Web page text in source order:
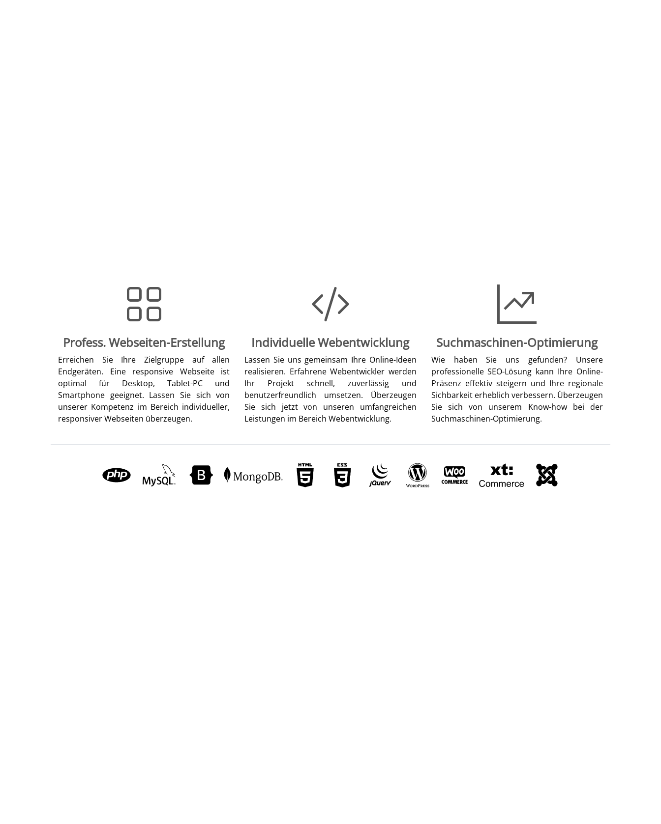
Profess. Webseiten-Erstellung
Erreichen Sie Ihre Zielgruppe auf allen
Endgeräten. Eine responsive Webseite ist
optimal für Desktop, Tablet-PC und
Smartphone geeignet. Lassen Sie sich von
unserer Kompetenz im Bereich individueller,
responsiver Webseiten überzeugen.
Individuelle Webentwicklung
Lassen Sie uns gemeinsam Ihre Online-Ideen
realisieren. Erfahrene Webentwickler werden
Ihr Projekt schnell, zuverlässig und
benutzerfreundlich umsetzen. Überzeugen
Sie sich jetzt von unseren umfangreichen
Leistungen im Bereich Webentwicklung.
Suchmaschinen-Optimierung
Wie haben Sie uns gefunden? Unsere
professionelle SEO-Lösung kann Ihre Online-
Präsenz effektiv steigern und Ihre regionale
Sichbarkeit erheblich verbessern. Überzeugen
Sie sich von unserem Know-how bei der
Suchmaschinen-Optimierung.